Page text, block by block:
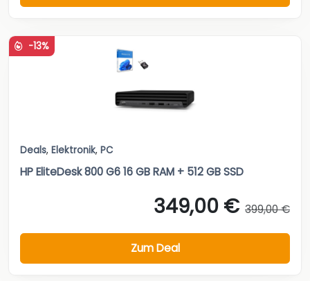
-13%
Deals, Elektronik, PC
HP EliteDesk 800 G6 16 GB RAM + 512 GB SSD
349,00 € 399,00 €
Zum Deal